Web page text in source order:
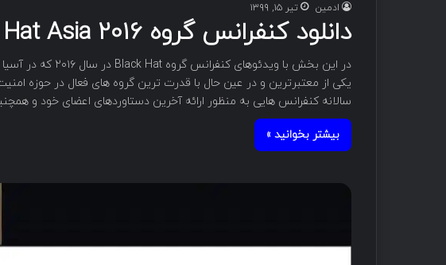
ادمین تیر ۱۵, ۱۳۹۹
دانلود کنفرانس گروه Black Hat Asia 2016
یکی از معتبرترین و در عین حال با قدرت ترین گروه های فعال در حوزه
سالانه کنفرانس هایی به منظور ارائه آخرین دستاوردهای اعضای خود و
بیشتر بخوانید »